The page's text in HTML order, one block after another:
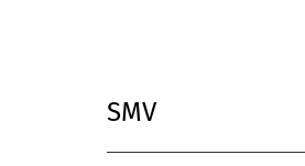
SMV